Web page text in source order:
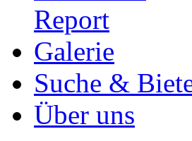
Report
Galerie
Suche &
Über uns